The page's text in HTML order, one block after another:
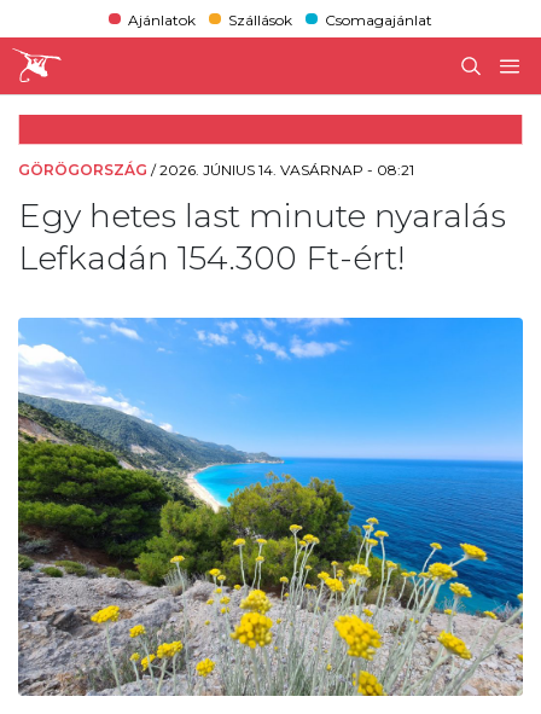
Ajánlatok Szállások Csomagajánlat
GÖRÖGORSZÁG /2026. JÚNIUS 14. VASÁRNAP - 08:21
Egy hetes last minute nyaralás
Lefkadán 154.300 Ft-ért!